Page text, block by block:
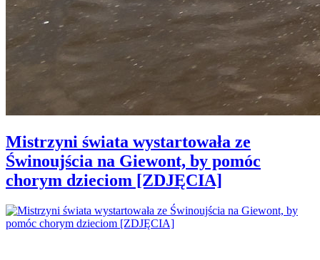
Mistrzyni świata wystartowała ze
Świnoujścia na Giewont, by pomóc
chorym dzieciom [ZDJĘCIA]